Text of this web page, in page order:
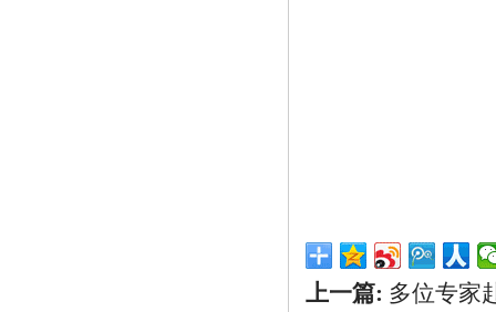
上一篇: 多位专家